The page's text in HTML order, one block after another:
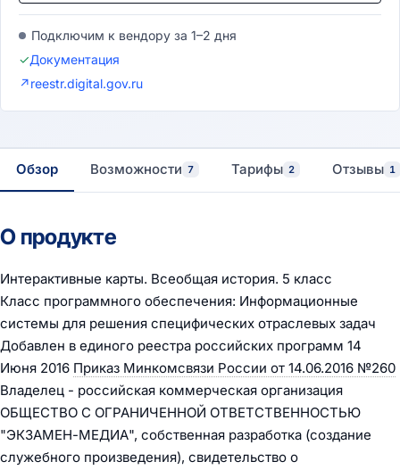
Подключим к вендору за 1–2 дня
✓Документация
↗reestr.digital.gov.ru
Обзор Возможности 7 Тарифы 2 Отзывы 1
О продукте
Интерактивные карты. Всеобщая история. 5 класс
Класс программного обеспечения: Информационные
системы для решения специфических отраслевых задач
Добавлен в единого реестра российских программ 14
Июня 2016 Приказ Минкомсвязи России от 14.06.2016 №260
Владелец - российская коммерческая организация
ОБЩЕСТВО С ОГРАНИЧЕННОЙ ОТВЕТСТВЕННОСТЬЮ
"ЭКЗАМЕН-МЕДИА", собственная разработка (создание
служебного произведения), свидетельство о